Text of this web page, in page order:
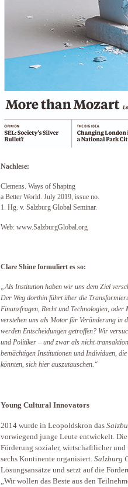
Nachlese:
Clemens. Ways of Shaping
a Better World. July 2019, issue no.
1. Hg. v. Salzburg Global Seminar.
Web: www.SalzburgGlobal.org
Clare Shine formuliert es so:
„Als Institution haben wir uns dem Ziel
Der Weg dorthin führt über die
Finanzfragen, Recht und Technologien,
verstehen uns als Motor für Veränderung in
werden Entscheidungen getroffen? Wir
und Politiker – und zwar als nicht-
bemächtigen Institutionen und Individuen,
könnten, sich hier auszutauschen.“
Young Cultural Innovators
2014 wurde in Leopoldskron das
vorwiegend junge Leute entwickelt.
Förderung sozialer, wirtschaftlicher und
sechs Kontinente organisiert. Salzburg
Lösungsansätze und setzt auf die
„Wir wollen das Beste aus den